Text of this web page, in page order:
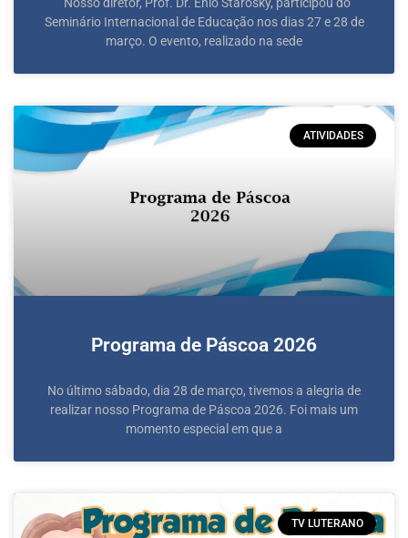
Seminário Internacional de Educação nos dias 27 e 28 de
março. O evento, realizado na sede
ATIVIDADES
Programa de Páscoa 2026
No último sábado, dia 28 de março, tivemos a alegria de
realizar nosso Programa de Páscoa 2026. Foi mais um
momento especial em que a
TV LUTERANO